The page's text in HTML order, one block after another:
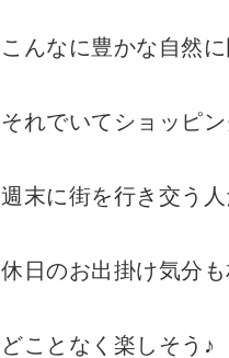
こんなに豊かな自然
それでいてショッピ
週末に街を行き交う人
休日のお出掛け気分
どことなく楽しそう♪